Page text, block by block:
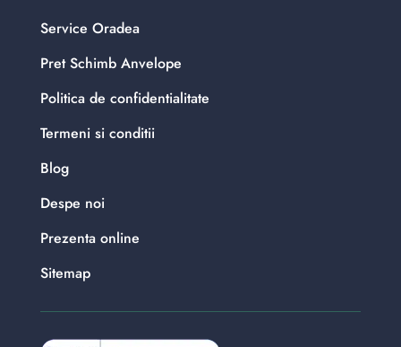
Service Oradea
Pret Schimb Anvelope
Politica de confidentialitate
Termeni si conditii
Blog
Despe noi
Prezenta online
Sitemap